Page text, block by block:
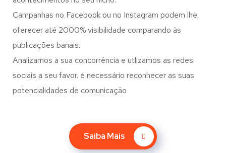
Campanhas no Facebook ou no Instagram podem lhe
oferecer até 2000% visibilidade comparando às
publicações banais.
Analizamos a sua concorrência e utlizamos as redes
sociais a seu favor. é necessário reconhecer as suas
potencialidades de comunicação
Saiba Mais